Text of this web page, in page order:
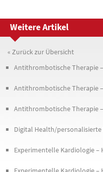
Weitere Artikel
« Zurück zur Übersicht
Antithrombotische Therapie
Antithrombotische Therapie
Antithrombotische Therapie
Digital Health/personalisierte
Experimentelle Kardiologie –